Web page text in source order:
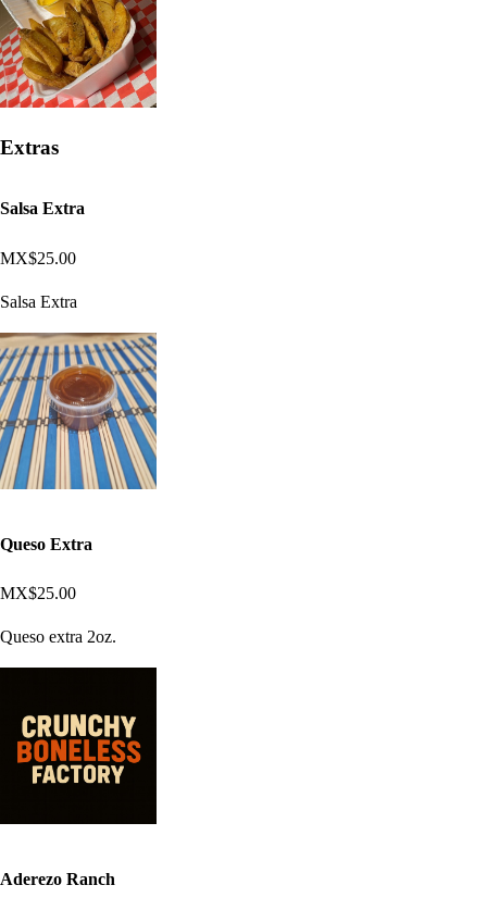
Extras
Salsa Extra
MX$25.00
Salsa Extra
Queso Extra
MX$25.00
Queso extra 2oz.
Aderezo Ranch